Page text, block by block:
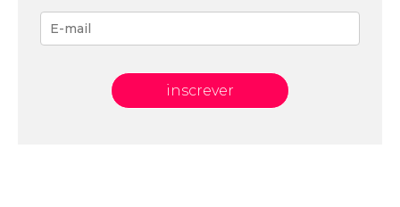
inscrever